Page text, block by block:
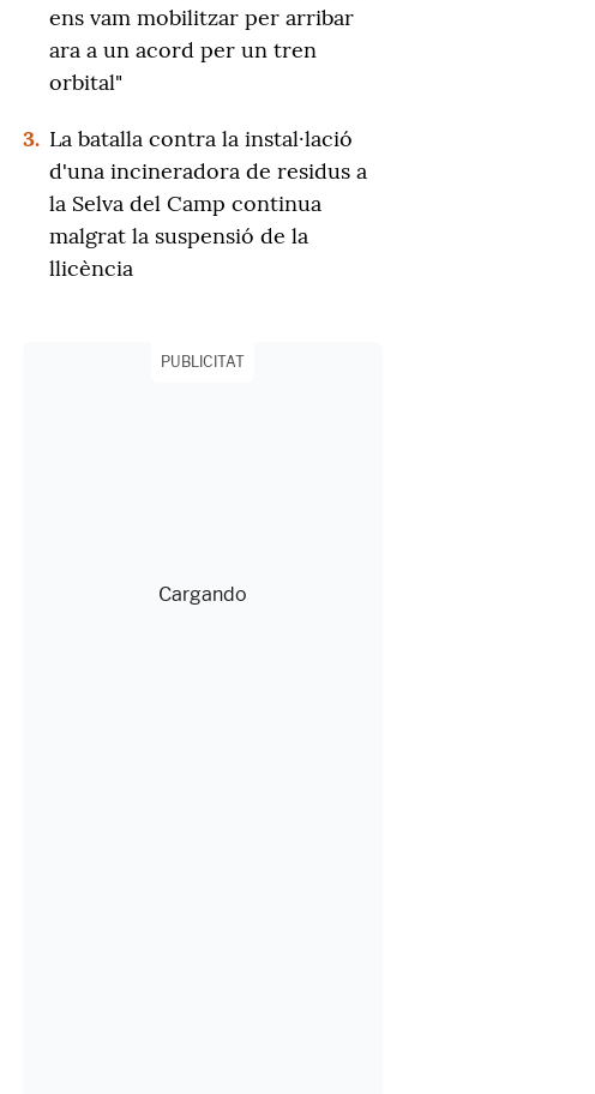
ens vam mobilitzar per arribar
ara a un acord per un tren
orbital"
3. La batalla contra la instal·lació
d'una incineradora de residus a
la Selva del Camp continua
malgrat la suspensió de la
llicència
PUBLICITAT